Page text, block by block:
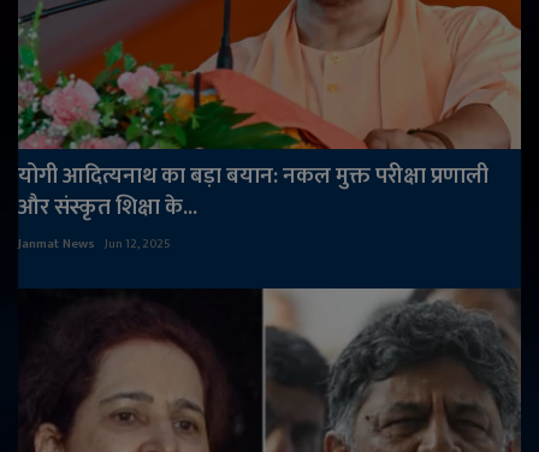
योगी आदित्यनाथ का बड़ा बयान: नकल मुक्त परीक्षा प्रणाली
और संस्कृत शिक्षा के...
Janmat News Jun 12, 2025